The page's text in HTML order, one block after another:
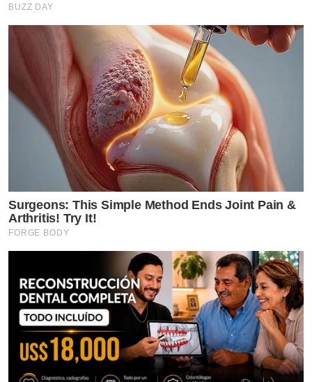
BUZZ DAY
Surgeons: This Simple Method Ends Joint Pain &
Arthritis! Try It!
FORGE BODY